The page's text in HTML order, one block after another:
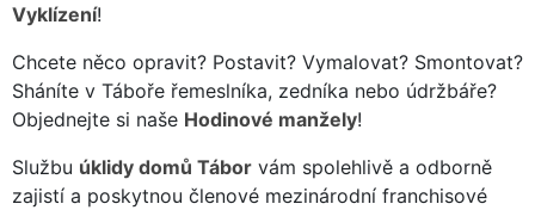
Vyklízení!
Chcete něco opravit? Postavit? Vymalovat? Smontovat?
Sháníte v Táboře řemeslníka, zedníka nebo údržbáře?
Objednejte si naše Hodinové manžely!
Službu úklidy domů Tábor vám spolehlivě a odborně
zajistí a poskytnou členové mezinárodní franchisové